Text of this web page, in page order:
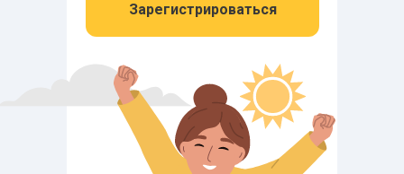
Зарегистрироваться
Марафон-исследование —
состояниями.Вы можете
встретиться с собственным
сопротивлением, негативом,
апатией или прокрастинацией.
Это нормально, и важно